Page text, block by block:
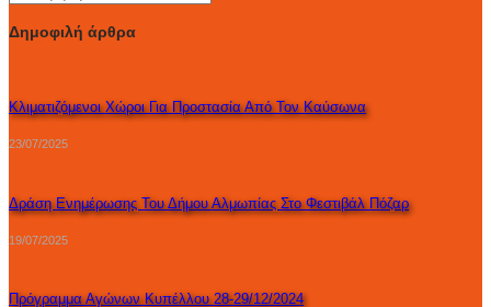
Δημοφιλή άρθρα
Κλιματιζόμενοι Χώροι Για Προστασία Από Τον Καύσωνα
23/07/2025
Δράση Ενημέρωσης Του Δήμου Αλμωπίας Στο Φεστιβάλ Πόζαρ
19/07/2025
Πρόγραμμα Αγώνων Κυπέλλου 28-29/12/2024